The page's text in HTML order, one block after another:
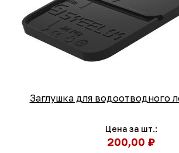
Заглушка для водоотводного
Цена за шт.:
200,00 ₽